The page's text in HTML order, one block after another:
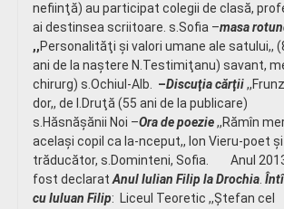
nefiinţă) au participat colegii de clasă,
ai destinsea scriitoare. s.Sofia –masa
,,Personalităţi şi valori umane ale satului,,
ani de la naştere N.Testimiţanu) savant,
chirurg) s.Ochiul-Alb. –Discuţia cărţii
dor,, de I.Druţă (55 ani de la publicare)
s.Hăsnăşănii Noi –Ora de poezie,,Rămîn
acelaşi copil ca la-nceput,, Ion Vieru-poet şi
trăducător, s.Dominteni, Sofia. Anul
fost declaratAnul Iulian Filip la Drochia .
cu Iuluan Filip: Liceul Teoretic ,,Ștefan cel